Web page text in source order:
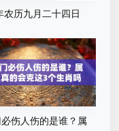
农历九月二十四日
几点是吉时？
必伤人伤的是谁？属